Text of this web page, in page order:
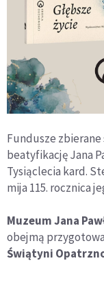
Fundusze
beatyfikację Jana
Tysiąclecia kard.
mija 115. rocznica
Muzeum Jana
obejmą
Świątyni